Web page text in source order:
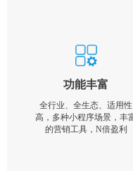
功能丰富
全行业、全生态、适用性
高，多种小程序场景，丰
的营销工具，N倍盈利